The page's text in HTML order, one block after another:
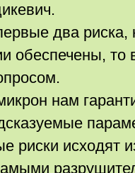
два риска,
обеспечены, то
нам
риски исходят